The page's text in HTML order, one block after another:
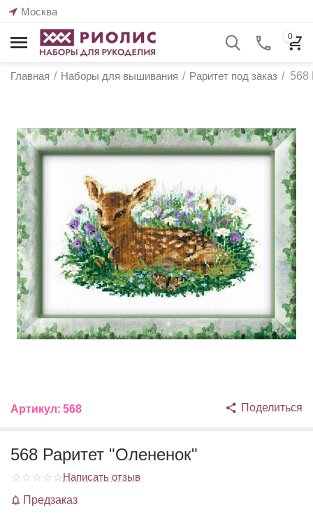
Москва
0
Главная / Наборы для вышивания / Раритет под заказ / 568
Артикул: 568 Поделиться
568 Раритет "Олененок"
Написать отзыв
Предзаказ